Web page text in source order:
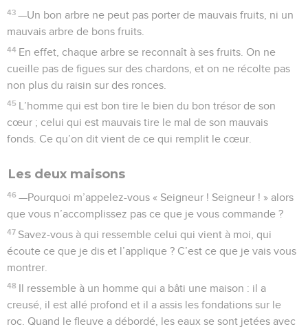
43 —Un bon arbre ne peut pas porter de mauvais fruits, ni un
mauvais arbre de bons fruits.
44 En effet, chaque arbre se reconnaît à ses fruits. On ne
cueille pas de figues sur des chardons, et on ne récolte pas
non plus du raisin sur des ronces.
45 L’homme qui est bon tire le bien du bon trésor de son
cœur ; celui qui est mauvais tire le mal de son mauvais
fonds. Ce qu’on dit vient de ce qui remplit le cœur.
Les deux maisons
46 —Pourquoi m’appelez-vous « Seigneur ! Seigneur ! » alors
que vous n’accomplissez pas ce que je vous commande ?
47 Savez-vous à qui ressemble celui qui vient à moi, qui
écoute ce que je dis et l’applique ? C’est ce que je vais vous
montrer.
48 Il ressemble à un homme qui a bâti une maison : il a
creusé, il est allé profond et il a assis les fondations sur le
roc. Quand le fleuve a débordé, les eaux se sont jetées avec